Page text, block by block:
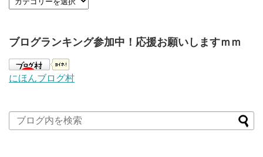
ブログランキング参加中！応援お願いしますｍｍ
にほんブログ村